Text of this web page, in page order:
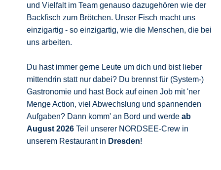
und Vielfalt im Team genauso dazugehören wie der
Backfisch zum Brötchen. Unser Fisch macht uns
einzigartig - so einzigartig, wie die Menschen, die bei
uns arbeiten.
Du hast immer gerne Leute um dich und bist lieber
mittendrin statt nur dabei? Du brennst für (System-)
Gastronomie und hast Bock auf einen Job mit 'ner
Menge Action, viel Abwechslung und spannenden
Aufgaben? Dann komm' an Bord und werde ab
August 2026 Teil unserer NORDSEE-Crew in
unserem Restaurant in Dresden!